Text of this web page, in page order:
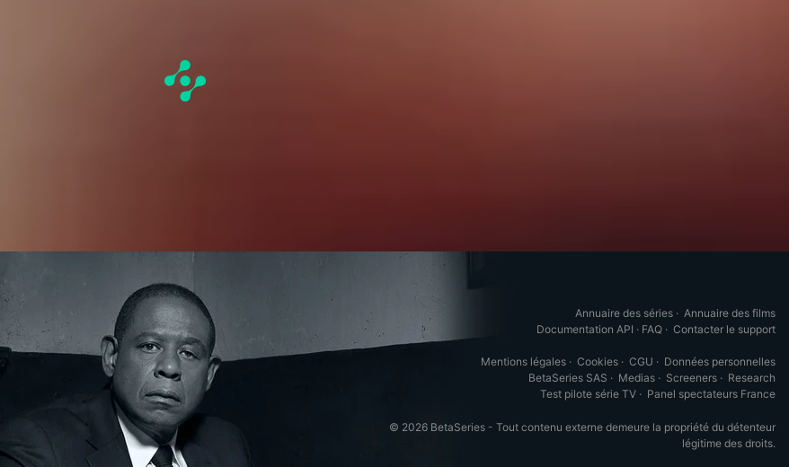
Annuaire des séries · Annuaire des films
Documentation API · FAQ · Contacter le support
Mentions légales · Cookies · CGU · Données personnelles
BetaSeries SAS · Medias · Screeners · Research
Test pilote série TV · Panel spectateurs France
© 2026 BetaSeries - Tout contenu externe demeure la propriété du détenteur
légitime des droits.